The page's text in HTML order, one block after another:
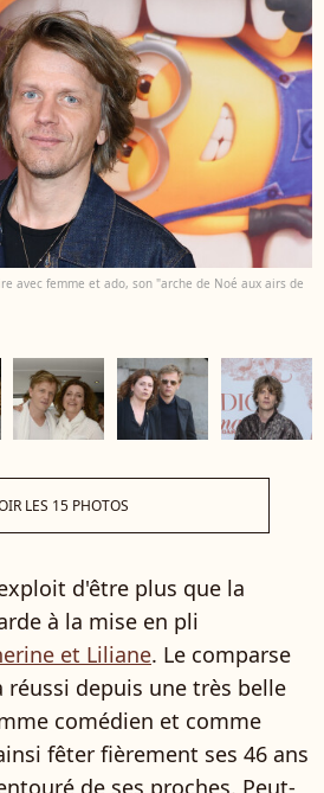
avec femme et ado, son "arche de Noé aux airs de
LES 15 PHOTOS
d'être plus que la
à la mise en pli
et Liliane. Le comparse
réussi depuis une très belle
comédien et comme
fêter fièrement ses 46 ans
de ses proches. Peut-